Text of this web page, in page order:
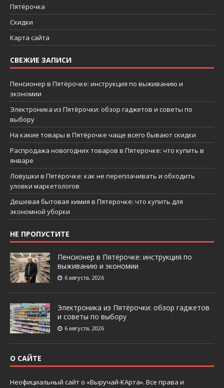
Пятёрочка
Скидки
Карта сайта
СВЕЖИЕ ЗАПИСИ
Пенсионер в Пятёрочке: инструкция по выживанию и
экономии
Электроника из Пятёрочки: обзор гаджетов и советы по
выбору
На какие товары в Пятёрочке чаще всего бывают скидки
Распродажа новогодних товаров в Пятерочке: что купить в
январе
Ловушки в Пятёрочке: как не переплачивать и обходить
уловки маркетологов
Дешевая бытовая химия в Пятерочке: что купить для
экономной уборки
НЕ ПРОПУСТИТЕ
Пенсионер в Пятёрочке: инструкция по
выживанию и экономии
6 августа, 2026
Электроника из Пятёрочки: обзор гаджетов
и советы по выбору
6 августа, 2026
О САЙТЕ
Неофициальный сайт о «Выручай-КАрта». Все права и